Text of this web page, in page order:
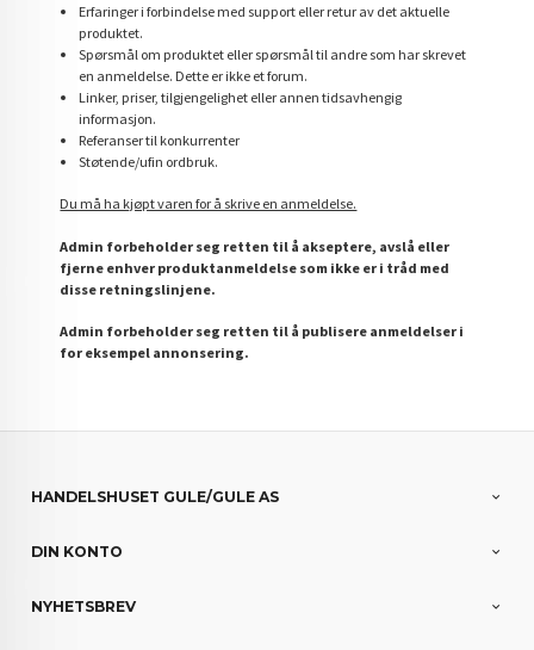
Erfaringer i forbindelse med support eller retur av det aktuelle
produktet.
Spørsmål om produktet eller spørsmål til andre som har skrevet
en anmeldelse. Dette er ikke et forum.
Linker, priser, tilgjengelighet eller annen tidsavhengig
informasjon.
Referanser til konkurrenter
Støtende/ufin ordbruk.
Du må ha kjøpt varen for å skrive en anmeldelse.
Admin forbeholder seg retten til å akseptere, avslå eller
fjerne enhver produktanmeldelse som ikke er i tråd med
disse retningslinjene.
Admin forbeholder seg retten til å publisere anmeldelser i
for eksempel annonsering.
HANDELSHUSET GULE/GULE AS
DIN KONTO
NYHETSBREV